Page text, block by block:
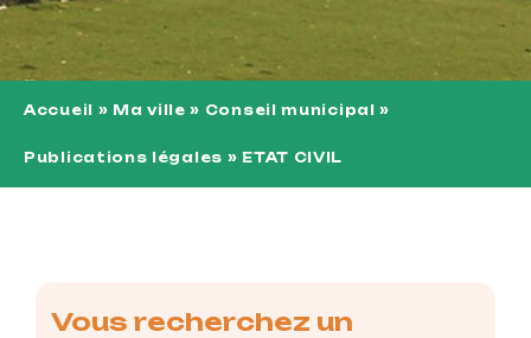
Accueil » Ma ville » Conseil municipal »
Publications légales »ETAT CIVIL
Vous recherchez un